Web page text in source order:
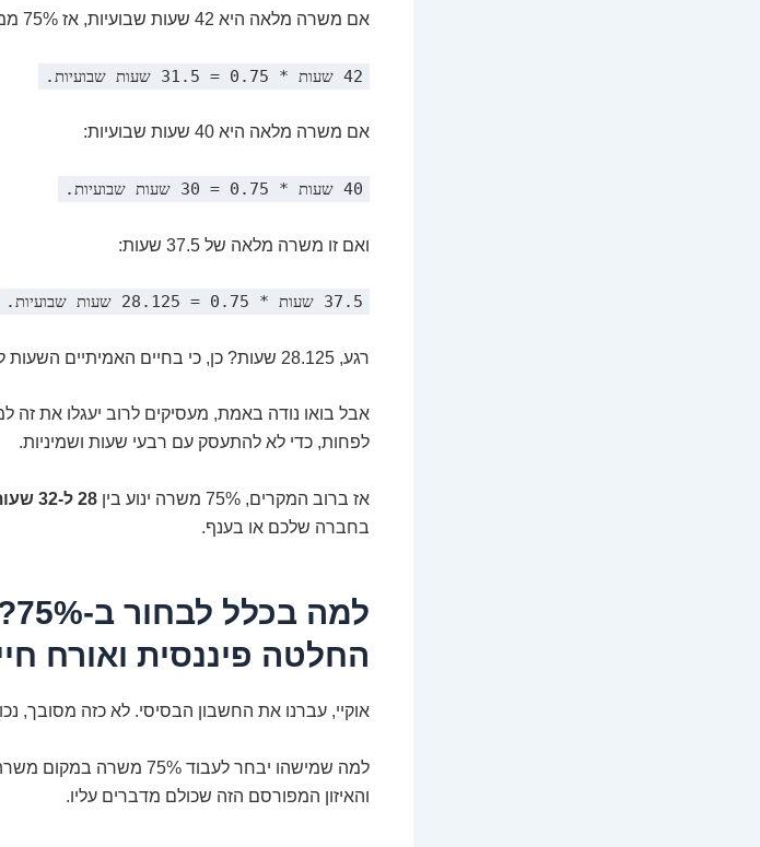
אם משרה מלאה היא 42 שעות שבועיות, אז 75% ממנה זה:
42 שעות * 0.75 = 31.5 שעות שבועיות.
אם משרה מלאה היא 40 שעות שבועיות:
40 שעות * 0.75 = 30 שעות שבועיות.
ואם זו משרה מלאה של 37.5 שעות:
37.5 שעות * 0.75 = 28.125 שעות שבועיות.
רגע, 28.125 שעות? כן, כי בחיים האמיתיים השעות לא תמיד מתעגלות יפה.
אבל בואו נודה באמת, מעסיקים לרוב יעגלו את
לפחות, כדי לא להתעסק עם רבעי שעות ושמיניות.
אז ברוב המקרים, 75% משרה ינוע בין 28 ל-32 שעות שבועיות
בחברה שלכם או בענף.
החלטה פיננסית ואורח
אוקיי, עברנו את החשבון הבסיסי. לא כזה מסובך,
למה שמישהו יבחר לעבוד
והאיזון המפורסם הזה שכולם מדברים עליו.